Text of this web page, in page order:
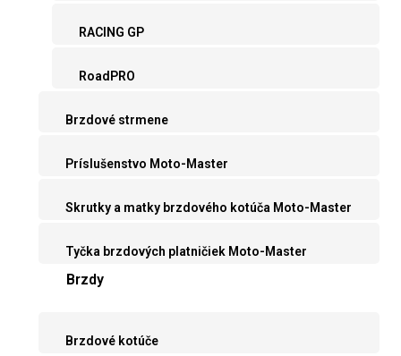
RACING GP
RoadPRO
Brzdové strmene
Príslušenstvo Moto-Master
Skrutky a matky brzdového kotúča Moto-Master
Tyčka brzdových platničiek Moto-Master
Brzdy
Brzdové kotúče